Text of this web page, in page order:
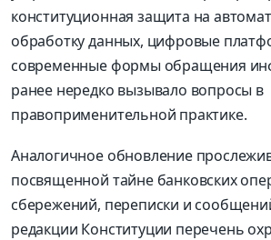
конституционная защита на
обработку данных, цифровые
современные формы обращения
ранее нередко вызывало вопросы в
правоприменительной практике.
Аналогичное обновление
посвященной тайне банковских
сбережений, переписки и
редакции Конституции перечень